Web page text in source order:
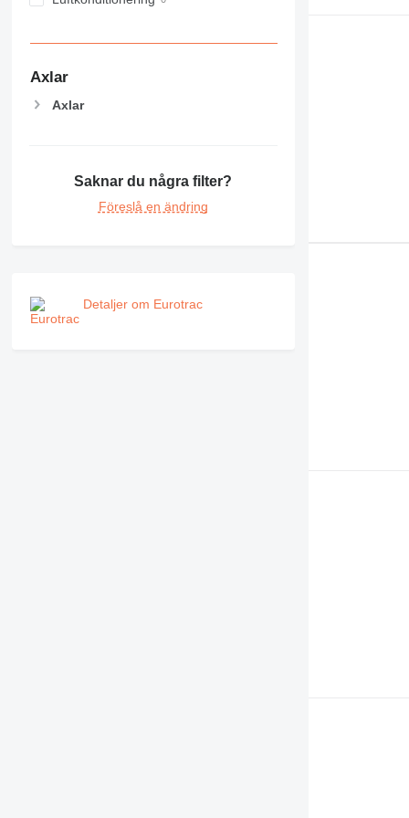
PM
Axlar
Axlar
Saknar du några filter?
Föreslå en ändring
Detaljer om Eurotrac